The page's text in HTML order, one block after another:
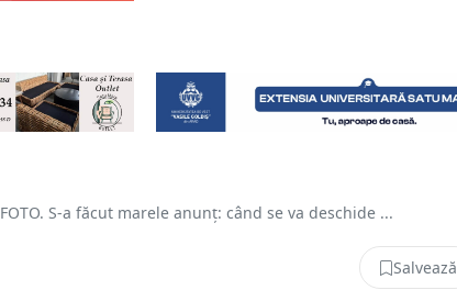
FOTO. S-a făcut marele anunț: când se va deschide ...
Salvează